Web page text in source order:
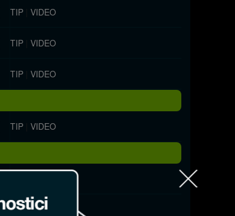
TIP VIDEO
TIP VIDEO
TIP VIDEO
TIP VIDEO
TIP|VIDEO